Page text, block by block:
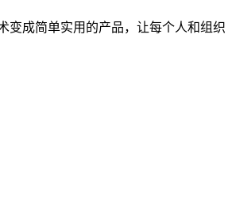
变成简单实用的产品，让每个人和组织